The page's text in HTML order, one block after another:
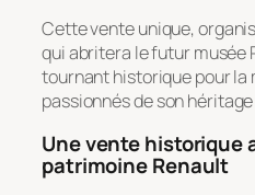
Cette vente unique,
qui abritera le futur musée
tournant historique pour la
passionnés de son
Une vente historique
patrimoine Renault